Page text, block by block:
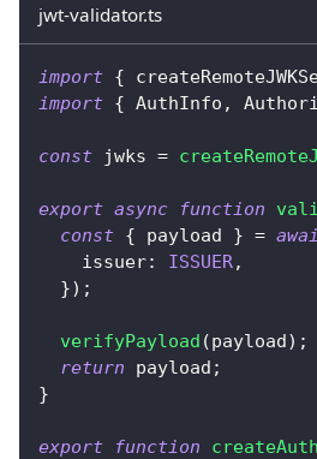
jwt-validator.ts
import {
import { AuthInfo ,
const jwks =
export async function
const { payload } =
    issuer
: ISSUER,
}) ;
verifyPayload (payload) ;
return payload ;
}
export function